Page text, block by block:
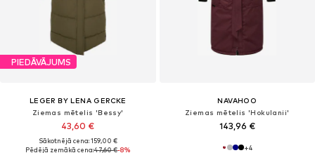
PIEDĀVĀJUMS
LEGER BY LENA GERCKE
Ziemas mētelis 'Bessy'
43,60 €
Sākotnējā cena: 159,00 €
Pēdējā zemākā cena:47,60 €-8%
NAVAHOO
Ziemas mētelis 'Hokulanii'
143,96 €
+4